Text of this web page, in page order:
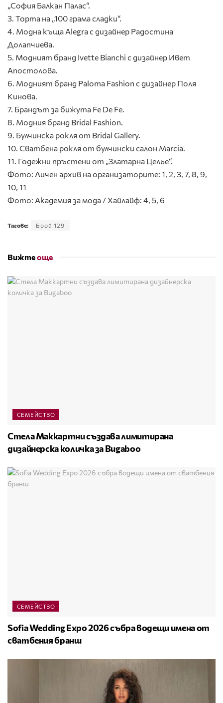
„София Балкан Палас“.
3. Торта на „100 грама сладки“.
4. Модна къща Alegra с дизайнер Радостина
Долапчиева.
5. Модният бранд Ivette Bianchi с дизайнер Ивет
Апостолова.
6. Модният бранд Paloma Fashion с дизайнер Поля
Кинова.
7. Брандът за бижута Fe De Fe.
8. Модния бранд Bridal Fashion.
9. Булчинска рокля от Bridal Gallery.
10. Сватбена рокля от булчински салон Marcia.
11. Годежни пръстени от „Златарна Целье“.
Фото: Личен архив на организаторите: 1, 2, 3, 7, 8, 9,
10, 11
Фото: Академия за мода / Хайлайф: 4, 5, 6
Тагове: Брой 129
Вижтеоще
СЕМЕЙСТВО
Стела Маккартни създава лимитирана
дизайнерска количка за Bugaboo
СЕМЕЙСТВО
Sofia Wedding Expo 2026 събра водещи имена от
сватбения бранш